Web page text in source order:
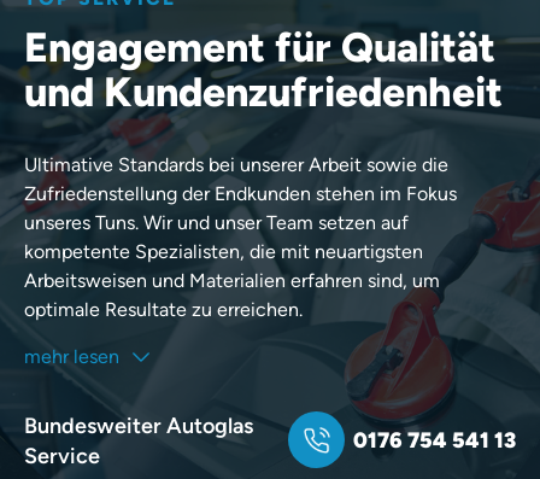
Engagement für Qualität
und Kundenzufriedenheit
Ultimative Standards bei unserer Arbeit sowie die
Zufriedenstellung der Endkunden stehen im Fokus
unseres Tuns. Wir und unser Team setzen auf
kompetente Spezialisten, die mit neuartigsten
Arbeitsweisen und Materialien erfahren sind, um
optimale Resultate zu erreichen.
mehr lesen
Bundesweiter Autoglas
Service
0176 754 541 13